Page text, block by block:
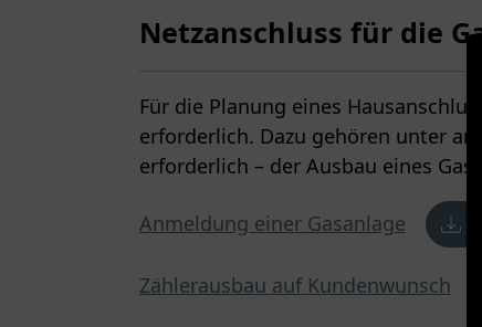
Netzanschluss für die
Für die Planung eines
erforderlich. Dazu gehören unter
erforderlich – der Ausbau eines
Anmeldung einer Gasanlage
Zählerausbau auf Kundenwunsch